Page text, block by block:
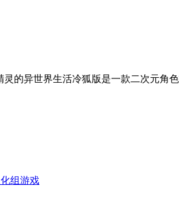
冷狐版是一款二次元角色扮演精灵养
组游戏